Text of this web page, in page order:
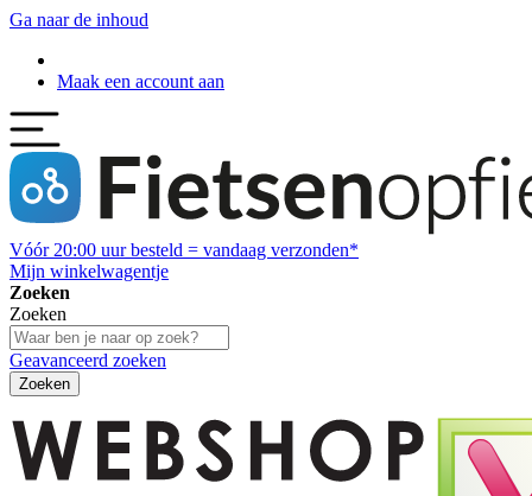
Ga naar de inhoud
Maak een account aan
Vóór 20:00 uur besteld = vandaag verzonden*
Mijn winkelwagentje
Zoeken
Zoeken
Geavanceerd zoeken
Zoeken